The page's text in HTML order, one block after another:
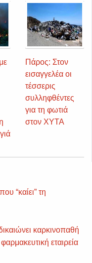
Πάρος: Στον
εισαγγελέα οι
τέσσερις
συλληφθέντες
για τη φωτιά
στον ΧΥΤΑ
“καίει” τη
καρκινοπαθή
εταιρεία